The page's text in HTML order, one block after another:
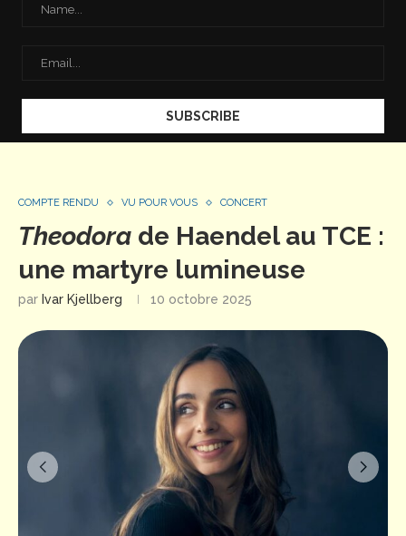
COMPTE RENDU VU POUR VOUS CONCERT
Theodora de Haendel au TCE :
une martyre lumineuse
par Ivar Kjellberg 10 octobre 2025